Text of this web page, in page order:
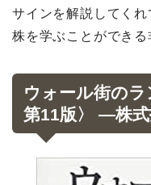
サインを解説してくれ
株を学ぶことができる
ウォール街の
第11版〉 ―株